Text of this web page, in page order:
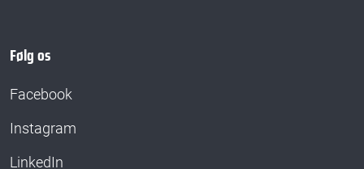
Følg os
Facebook
Instagram
LinkedIn